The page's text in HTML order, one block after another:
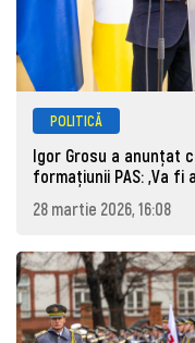
POLITICĂ
Igor Grosu a anunțat
formațiunii PAS: „Va
28 martie 2026, 16:08